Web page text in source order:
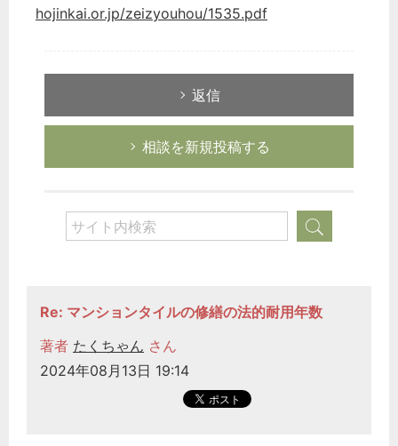
hojinkai.or.jp/zeizyouhou/1535.pdf
返信
相談を新規投稿する
Re: マンションタイルの修繕の法的耐用年数
著者 たくちゃん さん
2024年08月13日 19:14